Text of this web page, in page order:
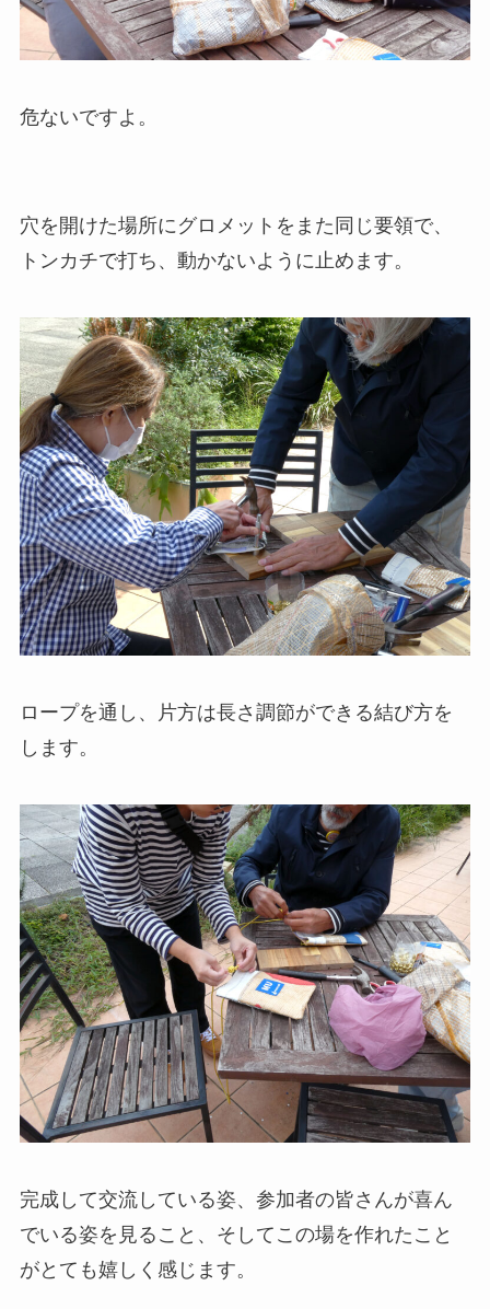
危ないですよ。
穴を開けた場所にグロメットをまた同じ要領で、
トンカチで打ち、動かないように止めます。
ロープを通し、片方は長さ調節ができる結び方を
します。
完成して交流している姿、参加者の皆さんが喜ん
でいる姿を見ること、そしてこの場を作れたこと
がとても嬉しく感じます。